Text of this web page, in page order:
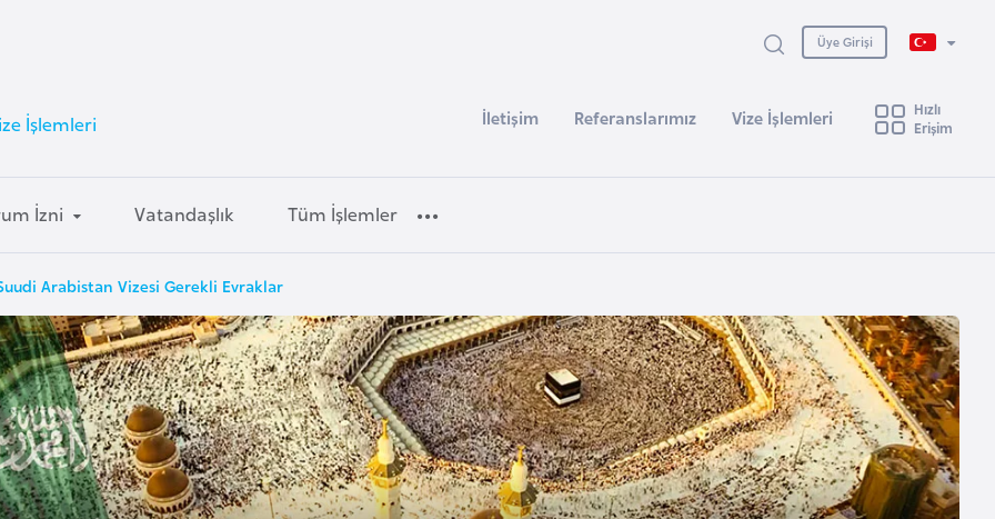
Üye Girişi
İşlemleri İletişim Referanslarımız Vize İşlemleri
Hızlı
Erişim
İzni Vatandaşlık Tüm İşlemler
Arabistan Vizesi Gerekli Evraklar